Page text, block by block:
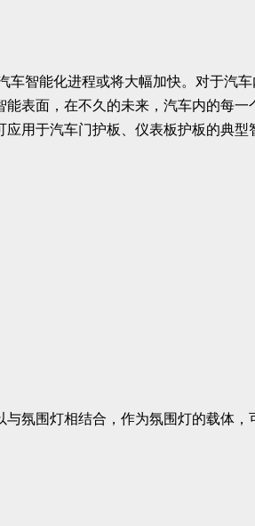
智能化进程或将大幅加快。对于汽
表面，在不久的未来，汽车内的每一
用于汽车门护板、仪表板护板的典
氛围灯相结合，作为氛围灯的载体，